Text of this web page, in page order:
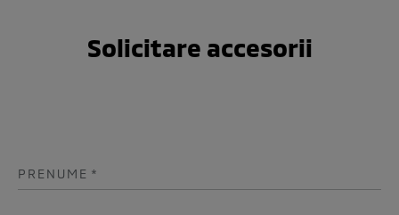
Solicitare accesorii
PRENUME *